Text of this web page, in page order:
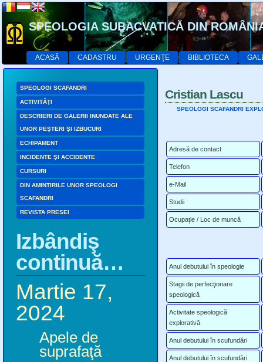
SPEOLOGIA SUBACVATICĂ DIN
ACASĂ CADASTRU URGENŢE BIBLIOTECA
SPEOLOGI SCAFANDRI
ACTIVITĂŢI
DESCRIERI DE GALERII INUNDATE ALE
UNOR PEŞTERI ŞI IZBUCURI
ECHIPAMENT
INCIDENTE ŞI ACCIDENTE
CURSURI
DIN AMINTIRILE UNOR SPEOLOGI
SCAFANDRI
REVISTA PRESEI
Izbândiş
continuă…
Martie 17,
2024
Apele de
suprafaţă
Cristian Lascu
SPEOLOGI SCAFANDRI
Adresă de contact
Telefon
e-Mail
Studii
Ocupaţie / Loc de muncă
Anul debutului în speologie
Stagii de perfecţionare
speologică
Activitate speologică
explorativă
Anul debutului în scufundări
Anul debutului în scufundări